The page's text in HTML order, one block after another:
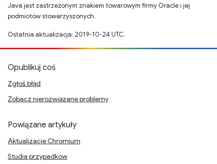
Java jest zastrzeżonym znakiem towarowym firmy Oracle i jej
podmiotów stowarzyszonych.
Ostatnia aktualizacja: 2019-10-24 UTC.
Opublikuj coś
Zgłoś błąd
Zobacz nierozwiązane problemy
Powiązane artykuły
Aktualizacje Chromium
Studia przypadków